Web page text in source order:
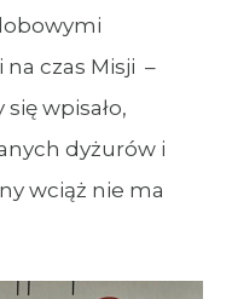
czas Misji –
wpisało,
dyżurów i
wciąż nie ma